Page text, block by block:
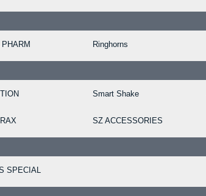
PHARM Ringhorns
Smart Shake
SZ ACCESSORIES
SPECIAL